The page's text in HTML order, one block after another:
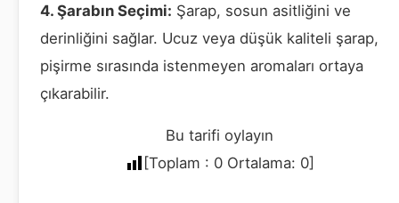
4. Şarabın Seçimi: Şarap, sosun asitliğini ve
derinliğini sağlar. Ucuz veya düşük kaliteli şarap,
pişirme sırasında istenmeyen aromaları ortaya
çıkarabilir.
Bu tarifi oylayın
[Toplam : 0Ortalama: 0]